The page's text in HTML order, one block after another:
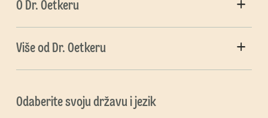
O Dr. Oetkeru
Više od Dr. Oetkeru
Odaberite svoju državu i jezik